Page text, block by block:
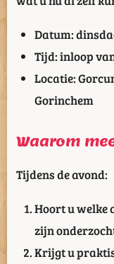
Datum:
Tijd: inloop
Locatie:
Gorinchem
Waarom
Tijdens de avond:
Hoort u welke
zijn
Krijgt u